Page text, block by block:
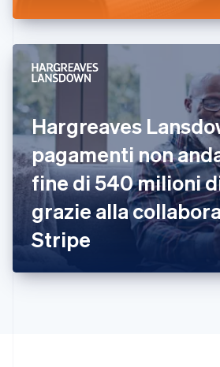
Hargreaves
pagamenti non
fine di 540 milioni
grazie alla
Stripe
Germania
日本語English
Gibilterra
English
English
Irlanda
English
Italia
Italiano English
Lettonia
English
Liechtenstein